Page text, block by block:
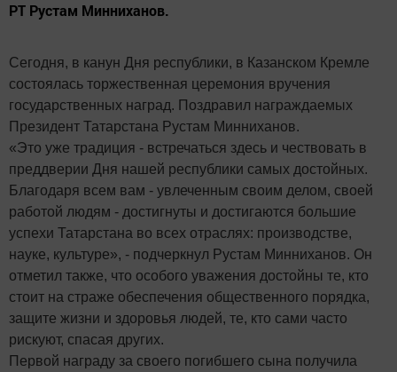
РТ Рустам Минниханов.
Сегодня, в канун Дня республики, в Казанском Кремле
состоялась торжественная церемония вручения
государственных наград. Поздравил награждаемых
Президент Татарстана Рустам Минниханов.
«Это уже традиция - встречаться здесь и чествовать в
преддверии Дня нашей республики самых достойных.
Благодаря всем вам - увлеченным своим делом, своей
работой людям - достигнуты и достигаются большие
успехи Татарстана во всех отраслях: производстве,
науке, культуре», - подчеркнул Рустам Минниханов. Он
отметил также, что особого уважения достойны те, кто
стоит на страже обеспечения общественного порядка,
защите жизни и здоровья людей, те, кто сами часто
рискуют, спасая других.
Первой награду за своего погибшего сына получила